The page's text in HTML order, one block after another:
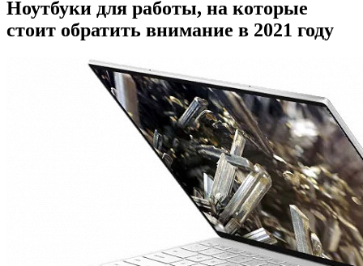
Ноутбуки для работы, на которые
стоит обратить внимание в 2021 году